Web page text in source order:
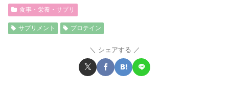
食事・栄養・サプリ
サプリメント プロテイン
シェアする